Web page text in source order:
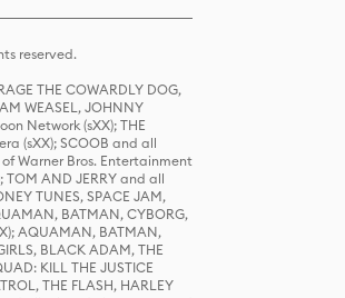
reserved.
THE COWARDLY DOG,
WEASEL, JOHNNY
Network (sXX); THE
(sXX); SCOOB and all
Warner Bros. Entertainment
AND JERRY and all
TUNES, SPACE JAM,
BATMAN, CYBORG,
AQUAMAN, BATMAN,
BLACK ADAM, THE
KILL THE JUSTICE
THE FLASH, HARLEY